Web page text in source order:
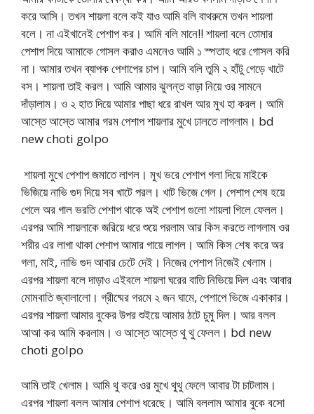
করে আসি। তখন শায়লা বলে কই যাও আমি বলি বাথরুমে তখন শায়লা
বলে। না এইখানেই পেশাপ কর। আমি বলি মানে!! শায়লা বলে তোমার
পেশাপ দিয়ে আমাকে গোসল করাও এমনেও আমি ১ স্পতাহ ধরে গোসল করি
না। আমার তখন ব্যাপক পেশাপের চাপ। আমি বলি তুমি ২ হাঁটু গেড়ে খাটে
বস। শায়লা তাই করল। আমি আমার ঝুলন্ত বাড়া নিয়ে ওর সামনে
দাঁড়ালাম। ও ২ হাত দিয়ে আমার পাছা ধরে রাখল আর মুখ হা করল। আমি
আস্তে আস্তে আমার গরম পেশাপ শায়লার মুখে ঢালতে লাগলাম। bd
new choti golpo
শায়লা মুখে পেশাপ জমাতে লাগল। মুখ ভরে পেশাপ গলা দিয়ে মাইকে
ভিজিয়ে নাভি গুদ দিয়ে সব খাটে পরল। খাট ভিজে গেল। পেশাপ শেষ হয়ে
গেলে অর গাল ভরতি পেশাপ থাকে অই পেশাপ গুলো শায়লা গিলে ফেলল।
এরপর আমি শায়লাকে জরিয়ে ধরে শুয়ে পরলাম আর কিস করতে লাগলাম ওর
শরীর এর লাগা থাকা পেশাপ আমার গায়ে লাগল। আমি কিস শেষ করে অর
গলা, মাই, নাভি গুদ আবার চেটে দেই। নিজের পেশাপ নিজেই খেলাম।
এরপর শায়লা বলে দাড়াও এইবলে শায়লা ঘরের বাতি নিভিয়ে দিল এবং আবার
মোমবাতি জ্বালালো। গ্রীষ্মের গরমে ২ জন ঘামে, পেশাপে ভিজে একাকার।
এরপর শায়লা আমার বুকের উপর শুইয়ে আমার ঠটে চুমু দিল। আর বলল
আআ কর আমি করলাম। ও আস্তে আস্তে থু থু ফেলল। bd new
choti golpo
আমি তাই খেলাম। আমি থু করে ওর মুখে থুথু ফেলে আবার টা চাটলাম।
এরপর শায়লা বলল আমার পেশাপ ধরেছে। আমি বললাম আমার বুকে বসো